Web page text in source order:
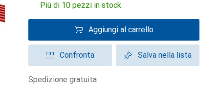
Più di 10 pezzi in stock
Aggiungi al carrello
Confronta Salva nella lista
spedizione gratuita